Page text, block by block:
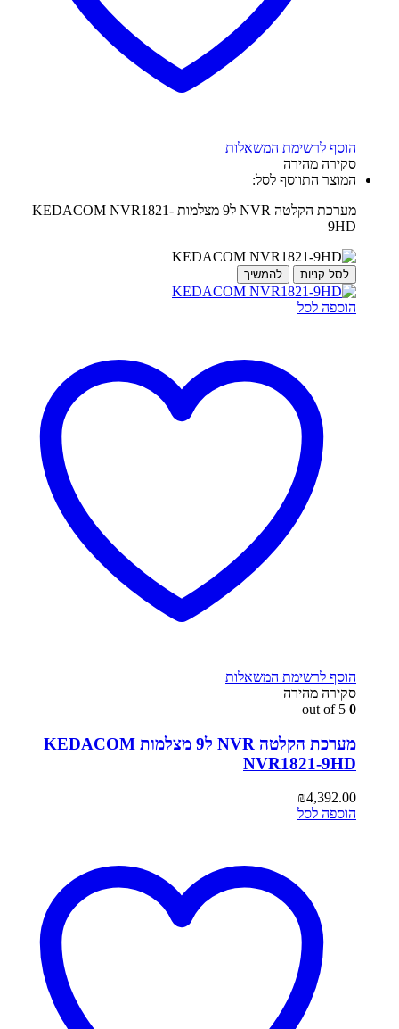
הוסף לרשימת המשאלות
סקירה מהירה
המוצר התווסף לסל:
מערכת הקלטה NVR ל9 מצלמות KEDACOM NVR1821-
9HD
לסל קניות להמשיך
הוספה לסל
הוסף לרשימת המשאלות
סקירה מהירה
0
מערכת הקלטה NVR ל9 מצלמות KEDACOM
NVR1821-9HD
₪4,392.00
הוספה לסל